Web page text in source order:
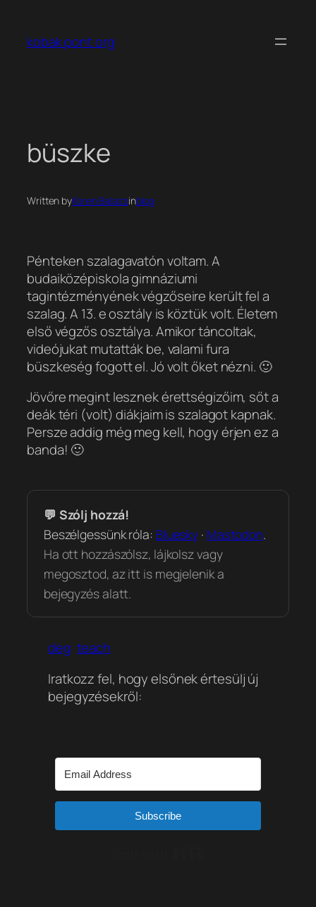
tartalomhoz
kobak pont org
büszke
Written byKoren Balazsinblog
Pénteken szalagavatón voltam. A
budaiközépiskola gimnáziumi
tagintézményének végzőseire került fel a
szalag. A 13. e osztály is köztük volt. Életem
első végzős osztálya. Amikor táncoltak,
videójukat mutatták be, valami fura
büszkeség fogott el. Jó volt őket nézni. 🙂
Jövőre megint lesznek érettségizőim, sőt a
deák téri (volt) diákjaim is szalagot kapnak.
Persze addig még meg kell, hogy érjen ez a
banda! 🙂
💬 Szólj hozzá!
Beszélgessünk róla: Bluesky · Mastodon.
Ha ott hozzászólsz, lájkolsz vagy
megosztod, az itt is megjelenik a
bejegyzés alatt.
deg teach
Iratkozz fel, hogy elsőnek értesülj új
bejegyzésekről:
Subscribe